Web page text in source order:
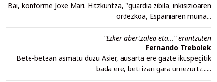
Bai, konforme Joxe Mari. Hitzkuntza, "guardia zibila, inkisizioaren
ordezkoa, Espainiaren muina...
"Ezker abertzalea eta..." erantzuten
Fernando Trebolek
Bete-betean asmatu duzu Asier, ausarta ere gazte ikuspegitik
bada ere, beti izan gara umezurtz......